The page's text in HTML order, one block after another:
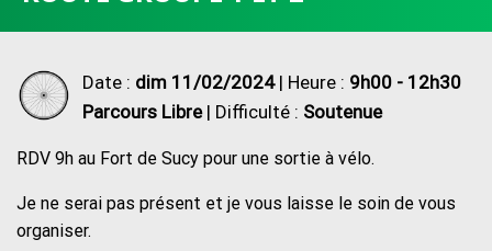
Date : dim 11/02/2024| Heure : 9h00 - 12h30
Parcours Libre| Difficulté : Soutenue
RDV 9h au Fort de Sucy pour une sortie à vélo.
Je ne serai pas présent et je vous laisse le soin de vous
organiser.